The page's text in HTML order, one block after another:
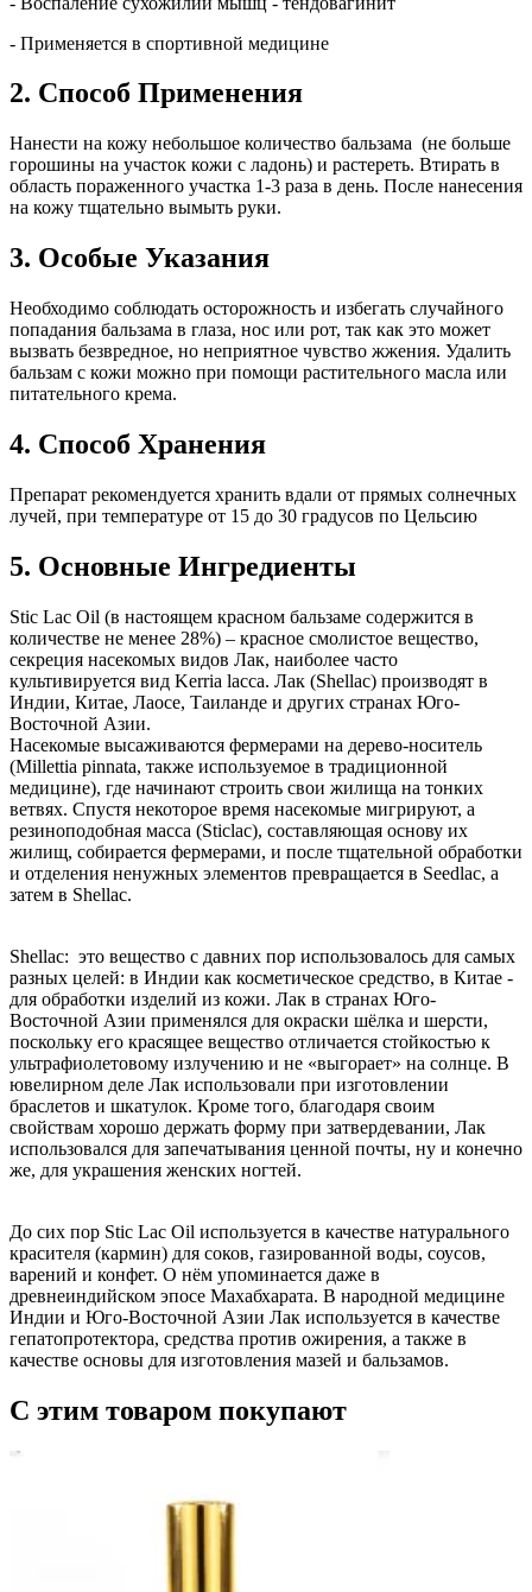
- Применяется в спортивной медицине
2. Способ Применения
Нанести на кожу небольшое количество бальзама (не больше
горошины на участок кожи с ладонь) и растереть. Втирать в
область пораженного участка 1-3 раза в день. После нанесения
на кожу тщательно вымыть руки.
3. Особые Указания
Необходимо соблюдать осторожность и избегать случайного
попадания бальзама в глаза, нос или рот, так как это может
вызвать безвредное, но неприятное чувство жжения. Удалить
бальзам с кожи можно при помощи растительного масла или
питательного крема.
4. Способ Хранения
Препарат рекомендуется хранить вдали от прямых солнечных
лучей, при температуре от 15 до 30 градусов по Цельсию
5. Основные Ингредиенты
Stic Lac Oil (в настоящем красном бальзаме содержится в
количестве не менее 28%) – красное смолистое вещество,
секреция насекомых видов Лак, наиболее часто
культивируется вид Kerria lacca. Лак (Shellac) производят в
Индии, Китае, Лаосе, Таиланде и других странах Юго-
Восточной Азии.
Насекомые высаживаются фермерами на дерево-носитель
(Millettia pinnata, также используемое в традиционной
медицине), где начинают строить свои жилища на тонких
ветвях. Спустя некоторое время насекомые мигрируют, а
резиноподобная масса (Sticlac), составляющая основу их
жилищ, собирается фермерами, и после тщательной обработки
и отделения ненужных элементов превращается в Seedlac, а
затем в Shellac.
Shellac: это вещество с давних пор использовалось для самых
разных целей: в Индии как косметическое средство, в Китае -
для обработки изделий из кожи. Лак в странах Юго-
Восточной Азии применялся для окраски шёлка и шерсти,
поскольку его красящее вещество отличается стойкостью к
ультрафиолетовому излучению и не «выгорает» на солнце. В
ювелирном деле Лак использовали при изготовлении
браслетов и шкатулок. Кроме того, благодаря своим
свойствам хорошо держать форму при затвердевании, Лак
использовался для запечатывания ценной почты, ну и конечно
же, для украшения женских ногтей.
До сих пор Stic Lac Oil используется в качестве натурального
красителя (кармин) для соков, газированной воды, соусов,
варений и конфет. О нём упоминается даже в
древнеиндийском эпосе Махабхарата. В народной медицине
Индии и Юго-Восточной Азии Лак используется в качестве
гепатопротектора, средства против ожирения, а также в
качестве основы для изготовления мазей и бальзамов.
С этим товаром покупают